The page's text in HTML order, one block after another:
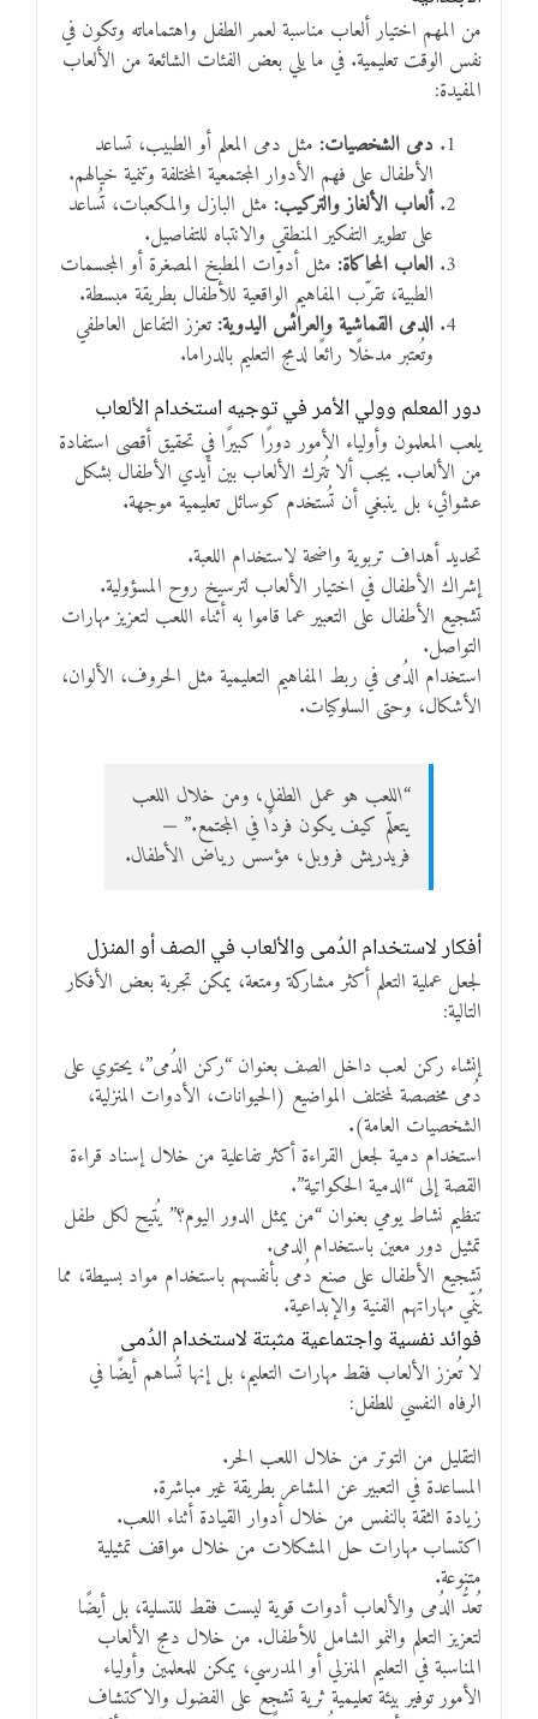
من المهم اختيار ألعاب مناسبة لعمر الطفل واهتماماته وتكون في
نفس الوقت تعليمية. في ما يلي بعض الفئات الشائعة من الألعاب
المفيدة:
دمى الشخصيات: مثل دمى المعلم أو الطبيب، تساعد
الأطفال على فهم الأدوار المجتمعية المختلفة وتنمية خيالهم.
ألعاب الألغاز والتركيب: مثل البازل والمكعبات، تُساعد
على تطوير التفكير المنطقي والانتباه للتفاصيل.
العاب المحاكاة: مثل أدوات المطبخ المصغرة أو المجسمات
الطبية، تقرّب المفاهيم الواقعية للأطفال بطريقة مبسطة.
الدمى القماشية والعرائس اليدوية:تعزز التفاعل العاطفي
وتُعتبر مدخلًا رائعًا لدمج التعليم بالدراما.
دور المعلم وولي الأمر في توجيه استخدام الألعاب
يلعب المعلمون وأولياء الأمور دورًا كبيرًا في تحقيق أقصى استفادة
من الألعاب. يجب ألا تُترك الألعاب بين أيدي الأطفال بشكل
عشوائي، بل ينبغي أن تُستخدم كوسائل تعليمية موجهة.
تحديد أهداف تربوية واضحة لاستخدام اللعبة.
إشراك الأطفال في اختيار الألعاب لترسيخ روح المسؤولية.
تشجيع الأطفال على التعبير عما قاموا به أثناء اللعب لتعزيز مهارات
التواصل.
استخدام الدُمى في ربط المفاهيم التعليمية مثل الحروف، الألوان،
الأشكال، وحتى السلوكيات.
“اللعب هو عمل الطفل، ومن خلال اللعب
يتعلّم كيف يكون فردًا في المجتمع.” —
فريدريش فروبل، مؤسس رياض الأطفال.
أفكار لاستخدام الدُمى والألعاب في الصف أو المنزل
لجعل عملية التعلم أكثر مشاركة ومتعة، يمكن تجربة بعض الأفكار
التالية:
إنشاء ركن لعب داخل الصف بعنوان “ركن الدُمى”، يحتوي على
دُمى مخصصة لمختلف المواضيع (الحيوانات، الأدوات المنزلية،
الشخصيات العامة).
استخدام دمية لجعل القراءة أكثر تفاعلية من خلال إسناد قراءة
القصة إلى “الدمية الحكواتية”.
تنظيم نشاط يومي بعنوان “من يمثل الدور اليوم؟” يُتيح لكل طفل
تمثيل دور معين باستخدام الدمى.
تشجيع الأطفال على صنع دُمى بأنفسهم باستخدام مواد بسيطة، مما
يُنمّي مهاراتهم الفنية والإبداعية.
فوائد نفسية واجتماعية مثبتة لاستخدام الدُمى
لا تُعزز الألعاب فقط مهارات التعليم، بل إنها تُساهم أيضًا في
الرفاه النفسي للطفل:
التقليل من التوتر من خلال اللعب الحر.
المساعدة في التعبير عن المشاعر بطريقة غير مباشرة.
زيادة الثقة بالنفس من خلال أدوار القيادة أثناء اللعب.
اكتساب مهارات حل المشكلات من خلال مواقف تمثيلية
متنوعة.
تُعدُّ الدُمى والألعاب أدوات قوية ليست فقط للتسلية، بل أيضًا
لتعزيز التعلم والنمو الشامل للأطفال. من خلال دمج الألعاب
المناسبة في التعليم المنزلي أو المدرسي، يمكن للمعلمين وأولياء
الأمور توفير بيئة تعليمية ثرية تشجع على الفضول والاكتشاف